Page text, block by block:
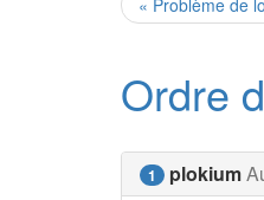
« Problème de
Ordre
1 plokium